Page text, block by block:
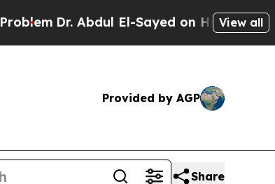
Dr. Abdul El-Sayed on Historic Michigan
View all
Provided by AGP
Share